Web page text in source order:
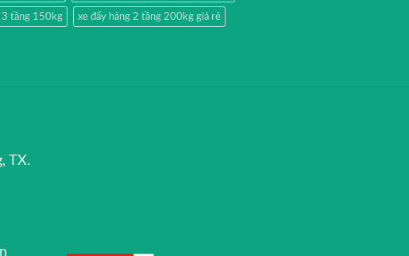
3 tầng 150kg xe đẩy hàng 2 tầng 200kg giá rẻ
TX.